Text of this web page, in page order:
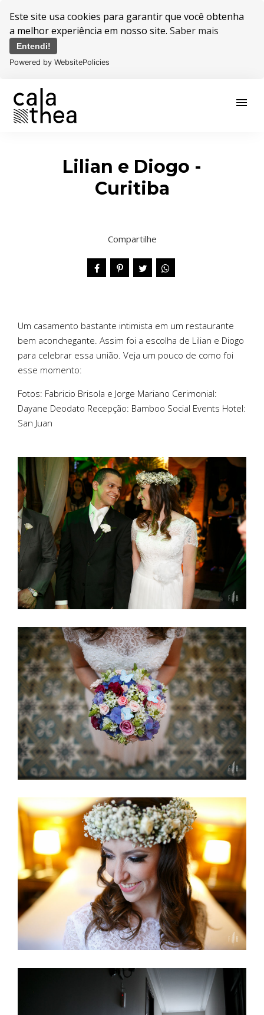
Este site usa cookies para garantir que você obtenha
a melhor experiência em nosso site. Saber mais
Entendi!
Powered by WebsitePolicies
menu
Lilian e Diogo -
Curitiba
Compartilhe
Um casamento bastante intimista em um restaurante
bem aconchegante. Assim foi a escolha de Lilian e Diogo
para celebrar essa união. Veja um pouco de como foi
esse momento:
Fotos: Fabricio Brisola e Jorge Mariano Cerimonial:
Dayane Deodato Recepção: Bamboo Social Events Hotel:
San Juan